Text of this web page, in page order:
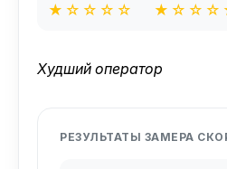
★☆☆☆☆
Худший оператор
РЕЗУЛЬТАТЫ ЗАМЕРА